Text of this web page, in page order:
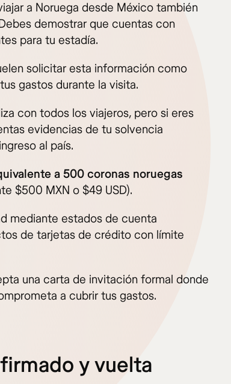
a Noruega desde México también
demostrar que cuentas con
para tu estadía.
solicitar esta información como
gastos durante la visita.
con todos los viajeros, pero si eres
evidencias de tu solvencia
al país.
a 500 coronas noruegas
$500 MXN o $49 USD).
mediante estados de cuenta
de tarjetas de crédito con límite
una carta de invitación formal donde
a cubrir tus gastos.
y vuelta